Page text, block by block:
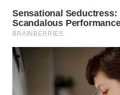
KARO
SIMALUNGUN
LABUHANBATU